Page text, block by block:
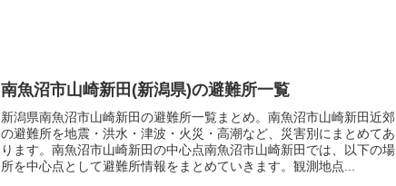
南魚沼市山崎新田(新潟県)の避難所一覧
新潟県南魚沼市山崎新田の避難所一覧まとめ。南魚沼市山崎新田近郊
の避難所を地震・洪水・津波・火災・高潮など、災害別にまとめてあ
ります。南魚沼市山崎新田の中心点南魚沼市山崎新田では、以下の場
所を中心点として避難所情報をまとめていきます。観測地点...